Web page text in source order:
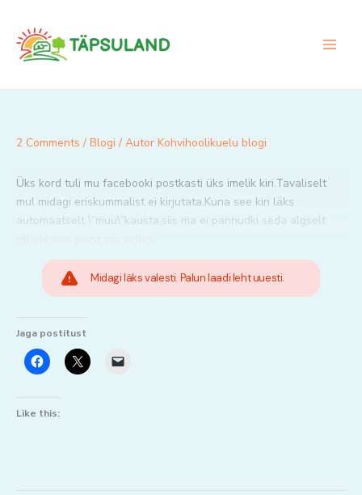
content
2 Comments / Blogi / Autor Kohvihoolikuelu blogi
Üks kord tuli mu facebooki postkasti üks imelik kiri.Tavaliselt
mul midagi eriskummalist ei kirjutata.Kuna see kiri läks
automaatselt \”muu\”kausta,siis ma ei pannudki seda algselt
Midagi läks valesti. Palun laadi leht uuesti.
Jaga postitust
Like this: